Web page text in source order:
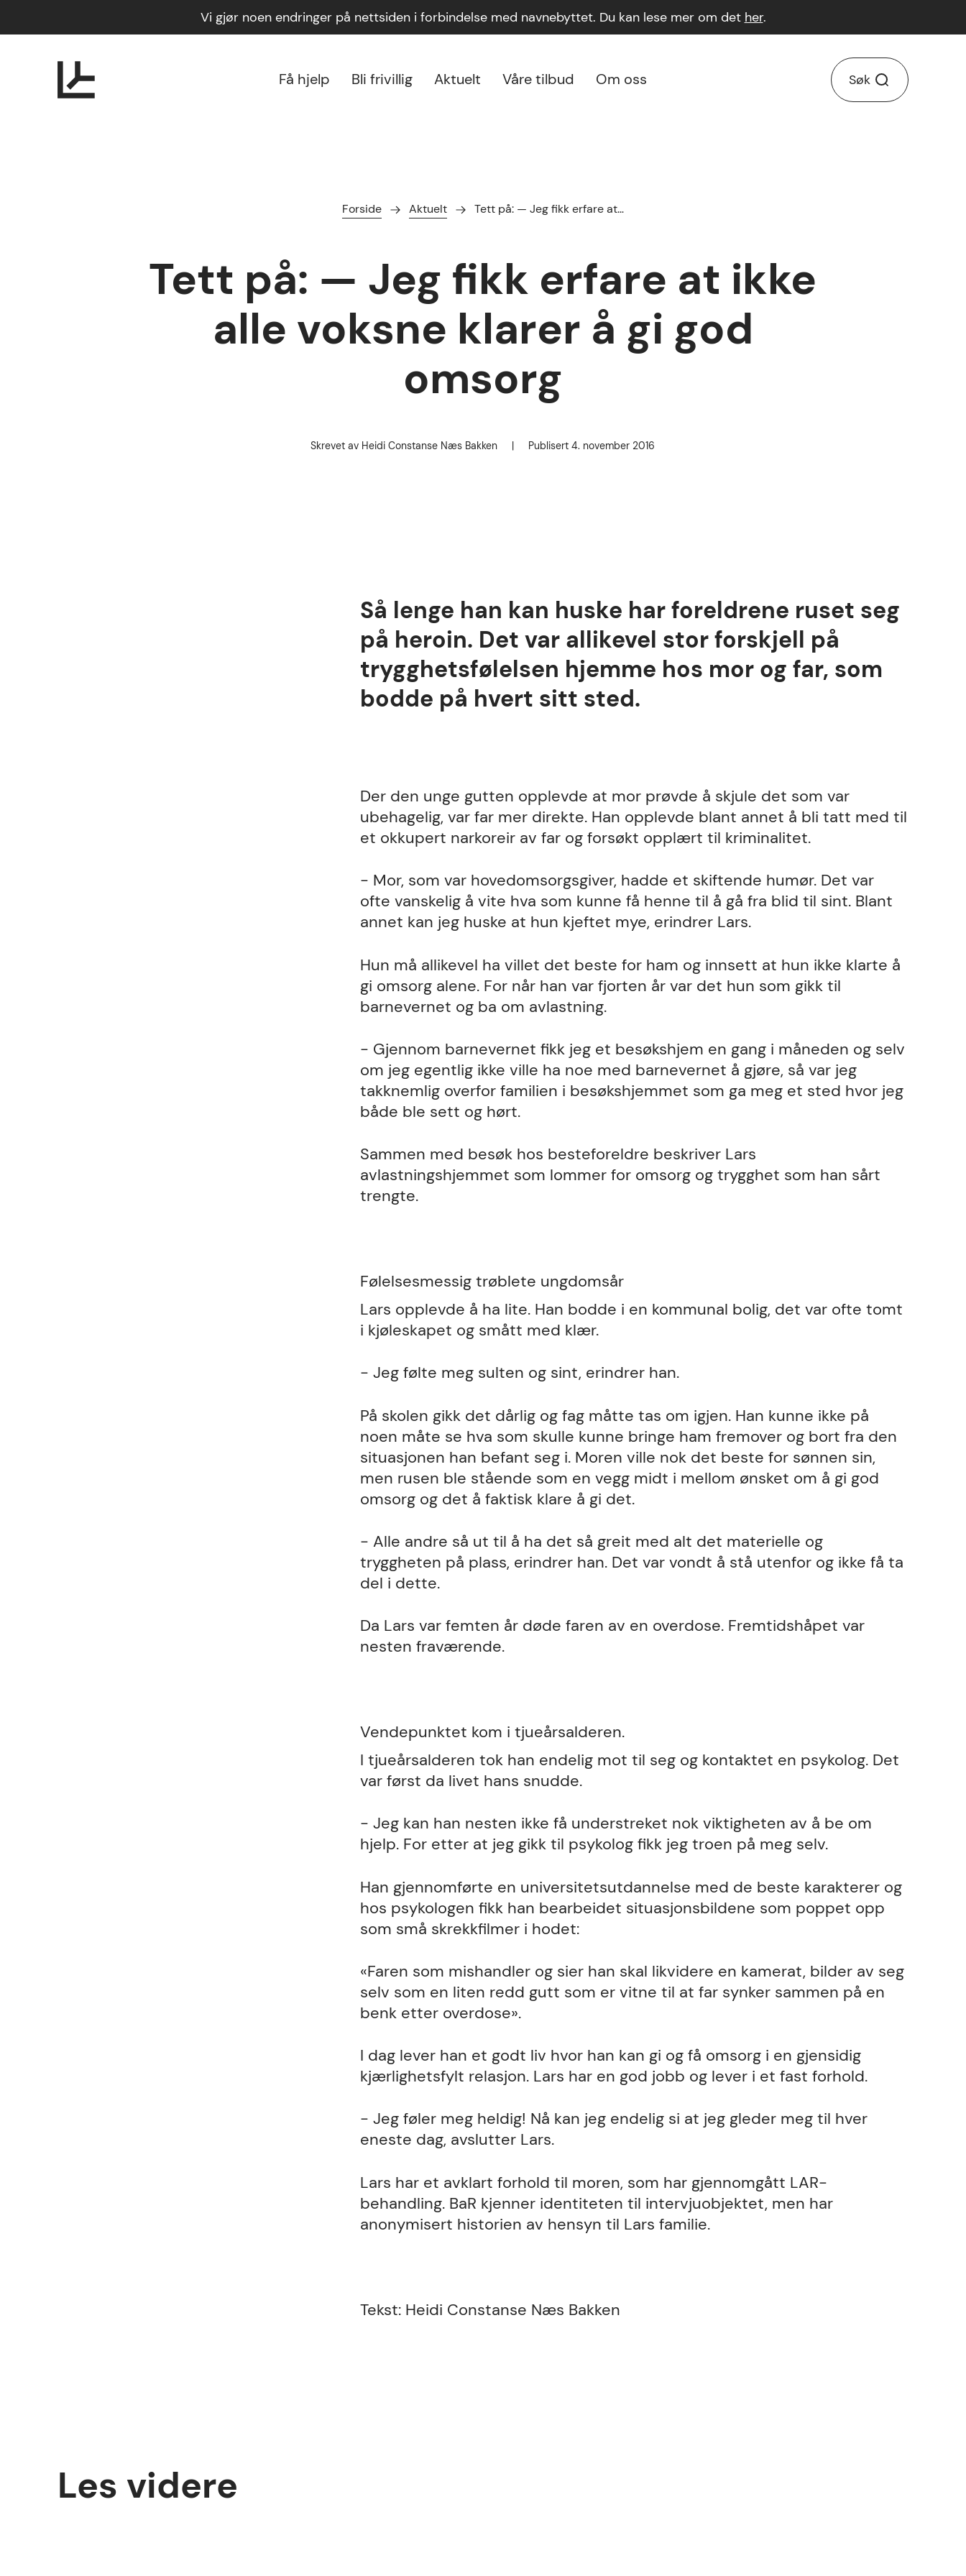
Vi gjør noen endringer på nettsiden i forbindelse med navnebyttet. Du kan lese mer om det her.
Søk
Få hjelp Bli frivillig Aktuelt Våre tilbud Om oss
Forside Aktuelt Tett på: — Jeg fikk erfare at…
Tett på: — Jeg fikk erfare at ikke
alle voksne klarer å gi god
omsorg
Forfatter
Skrevet av Heidi Constanse Næs Bakken |
Publisert dato
Publisert4. november 2016
Så lenge han kan huske har foreldrene ruset seg
på heroin. Det var allikevel stor forskjell på
trygghetsfølelsen hjemme hos mor og far, som
bodde på hvert sitt sted.
Der den unge gutten opplevde at mor prøvde å skjule det som var
ubehagelig, var far mer direkte. Han opplevde blant annet å bli tatt med til
et okkupert narkoreir av far og forsøkt opplært til kriminalitet.
- Mor, som var hovedomsorgsgiver, hadde et skiftende humør. Det var
ofte vanskelig å vite hva som kunne få henne til å gå fra blid til sint. Blant
annet kan jeg huske at hun kjeftet mye, erindrer Lars.
Hun må allikevel ha villet det beste for ham og innsett at hun ikke klarte å
gi omsorg alene. For når han var fjorten år var det hun som gikk til
barnevernet og ba om avlastning.
- Gjennom barnevernet fikk jeg et besøkshjem en gang i måneden og selv
om jeg egentlig ikke ville ha noe med barnevernet å gjøre, så var jeg
takknemlig overfor familien i besøkshjemmet som ga meg et sted hvor jeg
både ble sett og hørt.
Sammen med besøk hos besteforeldre beskriver Lars
avlastningshjemmet som lommer for omsorg og trygghet som han sårt
trengte.
Følelsesmessig trøblete ungdomsår
Lars opplevde å ha lite. Han bodde i en kommunal bolig, det var ofte tomt
i kjøleskapet og smått med klær.
- Jeg følte meg sulten og sint, erindrer han.
På skolen gikk det dårlig og fag måtte tas om igjen. Han kunne ikke på
noen måte se hva som skulle kunne bringe ham fremover og bort fra den
situasjonen han befant seg i. Moren ville nok det beste for sønnen sin,
men rusen ble stående som en vegg midt i mellom ønsket om å gi god
omsorg og det å faktisk klare å gi det.
- Alle andre så ut til å ha det så greit med alt det materielle og
tryggheten på plass, erindrer han. Det var vondt å stå utenfor og ikke få ta
del i dette.
Da Lars var femten år døde faren av en overdose. Fremtidshåpet var
nesten fraværende.
Vendepunktet kom i tjueårsalderen.
I tjueårsalderen tok han endelig mot til seg og kontaktet en psykolog. Det
var først da livet hans snudde.
- Jeg kan han nesten ikke få understreket nok viktigheten av å be om
hjelp. For etter at jeg gikk til psykolog fikk jeg troen på meg selv.
Han gjennomførte en universitetsutdannelse med de beste karakterer og
hos psykologen fikk han bearbeidet situasjonsbildene som poppet opp
som små skrekkfilmer i hodet:
«Faren som mishandler og sier han skal likvidere en kamerat, bilder av seg
selv som en liten redd gutt som er vitne til at far synker sammen på en
benk etter overdose».
I dag lever han et godt liv hvor han kan gi og få omsorg i en gjensidig
kjærlighetsfylt relasjon. Lars har en god jobb og lever i et fast forhold.
- Jeg føler meg heldig! Nå kan jeg endelig si at jeg gleder meg til hver
eneste dag, avslutter Lars.
Lars har et avklart forhold til moren, som har gjennomgått LAR-
behandling. BaR kjenner identiteten til intervjuobjektet, men har
anonymisert historien av hensyn til Lars familie.
Tekst: Heidi Constanse Næs Bakken
Les videre